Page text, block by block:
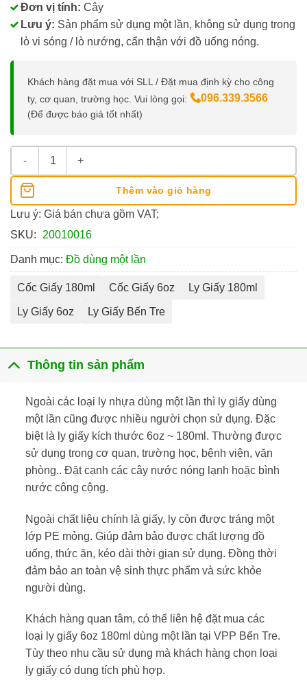
Đơn vị tính: Cây
Lưu ý: Sản phẩm sử dụng một lần, không sử dụng trong
lò vi sóng / lò nướng, cẩn thận với đồ uống nóng.
Khách hàng đặt mua với SLL / Đặt mua định kỳ cho công
ty, cơ quan, trường học. Vui lòng gọi:
096.339.3566
(Để được báo giá tốt nhất)
Ly Giấy 6oz/180ml Dùng Một Lần số lượng
Thêm vào giỏ hàng
Lưu ý: Giá bán chưa gồm VAT;
SKU:
20010016
Danh mục: Đồ dùng một lần
Cốc Giấy 180ml Cốc Giấy 6oz Ly Giấy 180ml
Ly Giấy 6oz Ly Giấy Bến Tre
Thông tin sản phẩm
Ngoài các loại ly nhựa dùng một lần thì ly giấy dùng
một lần cũng được nhiều người chọn sử dụng. Đặc
biệt là ly giấy kích thước 6oz ~ 180ml. Thường được
sử dụng trong cơ quan, trường học, bệnh viện, văn
phòng.. Đặt cạnh các cây nước nóng lạnh hoặc bình
nước công cộng.
Ngoài chất liệu chính là giấy, ly còn được tráng một
lớp PE mỏng. Giúp đảm bảo được chất lượng đồ
uống, thức ăn, kéo dài thời gian sử dụng. Đồng thời
đảm bảo an toàn vệ sinh thực phẩm và sức khỏe
người dùng.
Khách hàng quan tâm, có thể liên hệ đặt mua các
loại ly giấy 6oz 180ml dùng một lần tại VPP Bến Tre.
Tùy theo nhu cầu sử dụng mà khách hàng chọn loại
ly giấy có dung tích phù hợp.